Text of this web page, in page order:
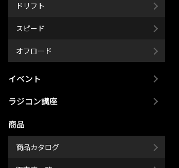
ドリフト
スピード
オフロード
イベント
ラジコン講座
商品
商品カタログ